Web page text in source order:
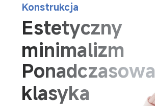
Konstrukcja
Estetyczny
minimalizm
Ponadczasowa
klasyka